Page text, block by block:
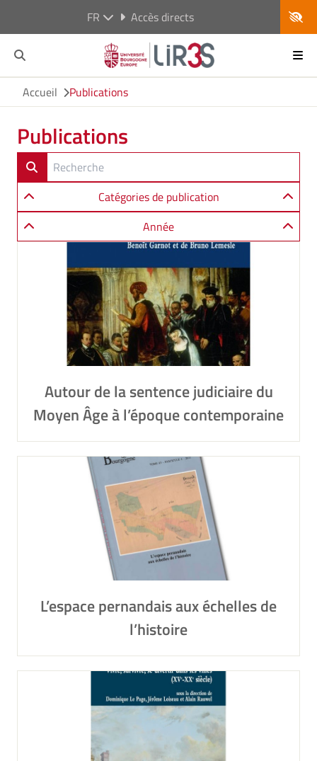
FR Accès directs
Accueil Publications
Publications
Catégories de publication
Année
Autour de la sentence judiciaire du
Moyen Âge à l’époque contemporaine
L’espace pernandais aux échelles de
l’histoire